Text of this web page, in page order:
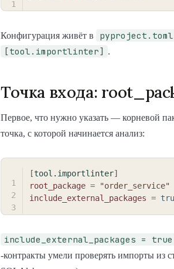
Конфигурация живёт в pyproject.toml
[tool.importlinter] .
Точка входа:
Первое, что нужно указать — корневой
точка, с которой начинается анализ:
[tool.importlinter]
root_package =
"order_service"
include_external_packages =
include_external_packages = true
-контракты умели проверять импорты из